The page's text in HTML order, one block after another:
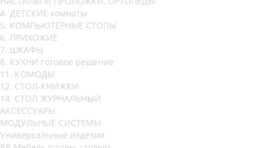
4. ДЕТСКИЕ комнаты
5. КОМПЬЮТЕРНЫЕ СТОЛЫ
6. ПРИХОЖИЕ
7. ШКАФЫ
8. КУХНИ готовое решение
11. КОМОДЫ
12. СТОЛ-КНИЖКИ
14. СТОЛ ЖУРНАЛЬНЫЙ
АКСЕССУАРЫ
МОДУЛЬНЫЕ СИСТЕМЫ
Универсальные изделия